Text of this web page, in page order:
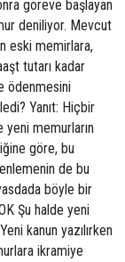
göreve başlayan
deniliyor. Mevcut
eski memirlara,
tutarı kadar
ödenmesini
Yanıt: Hiçbir
memurların
göre, bu
de bu
böyle bir
Şu halde yeni
kanun yazılırken
ikramiye